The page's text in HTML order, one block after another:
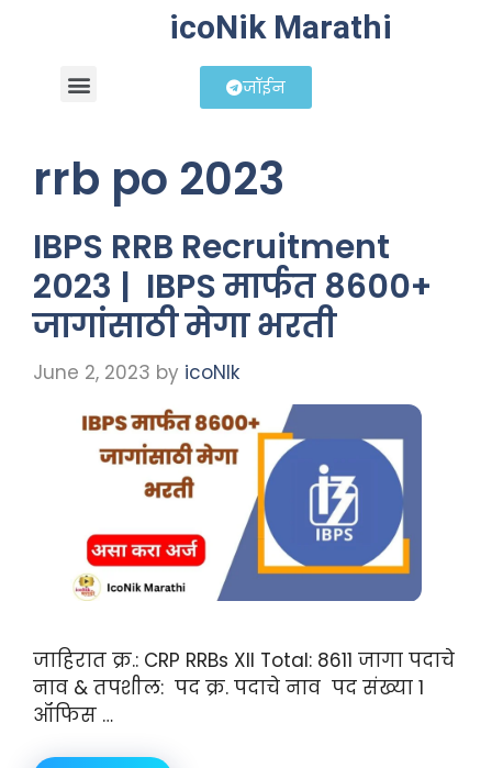
icoNik Marathi
जॉईन
rrb po 2023
IBPS RRB Recruitment
2023 | IBPS मार्फत 8600+
जागांसाठी मेगा भरती
June 2, 2023 by icoNIk
जाहिरात क्र.: CRP RRBs XII Total: 8611 जागा पदाचे
नाव & तपशील: पद क्र. पदाचे नाव पद संख्या 1
ऑफिस …